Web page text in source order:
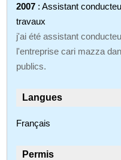
2007 : Assistant
travaux
j'ai été assistant
l'entreprise cari mazza
publics.
Langues
Français
Permis